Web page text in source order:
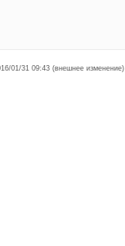
01/31 09:43 (внешнее изменение)